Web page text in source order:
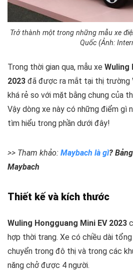
Trở thành một trong những mẫu xe
Quốc (Ảnh:
Trong thời gian qua, mẫu xe Wuling
2023 đã được ra mắt tại thị trường
khá rẻ so với mặt bằng chung của
Vậy dòng xe này có những điểm gì
tìm hiểu trong phần dưới đây!
>> Tham khảo: Maybach là gì?
Maybach
Thiết kế và kích thước
Wuling Hongguang Mini EV 2023
hợp thời trang. Xe có chiều dài
chuyển trong đô thị và trong các
năng chở được 4 người.